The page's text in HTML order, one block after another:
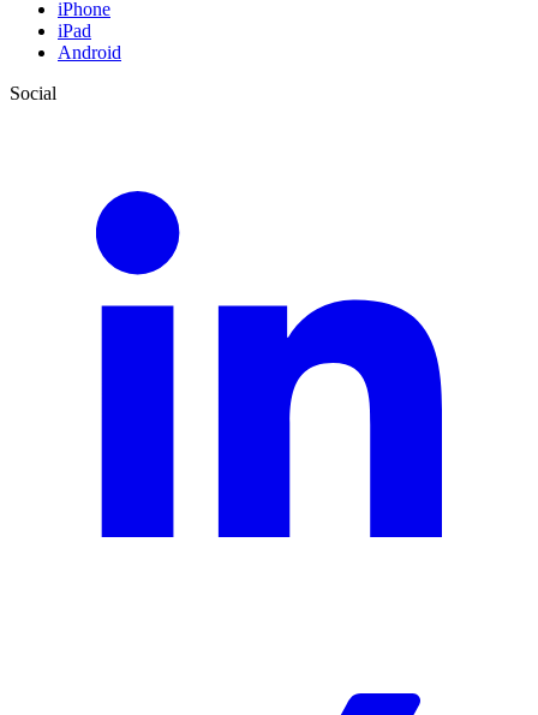
iPhone
iPad
Android
Social